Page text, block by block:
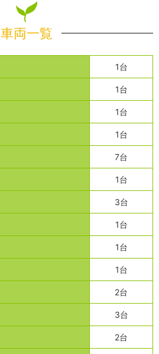
車両一覧
1台
1台
1台
1台
7台
1台
3台
1台
1台
1台
2台
3台
2台